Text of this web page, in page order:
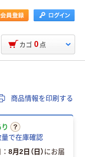
カゴ 0 点
商品情報を印刷する
で在庫確認
8月2日（日）にお届